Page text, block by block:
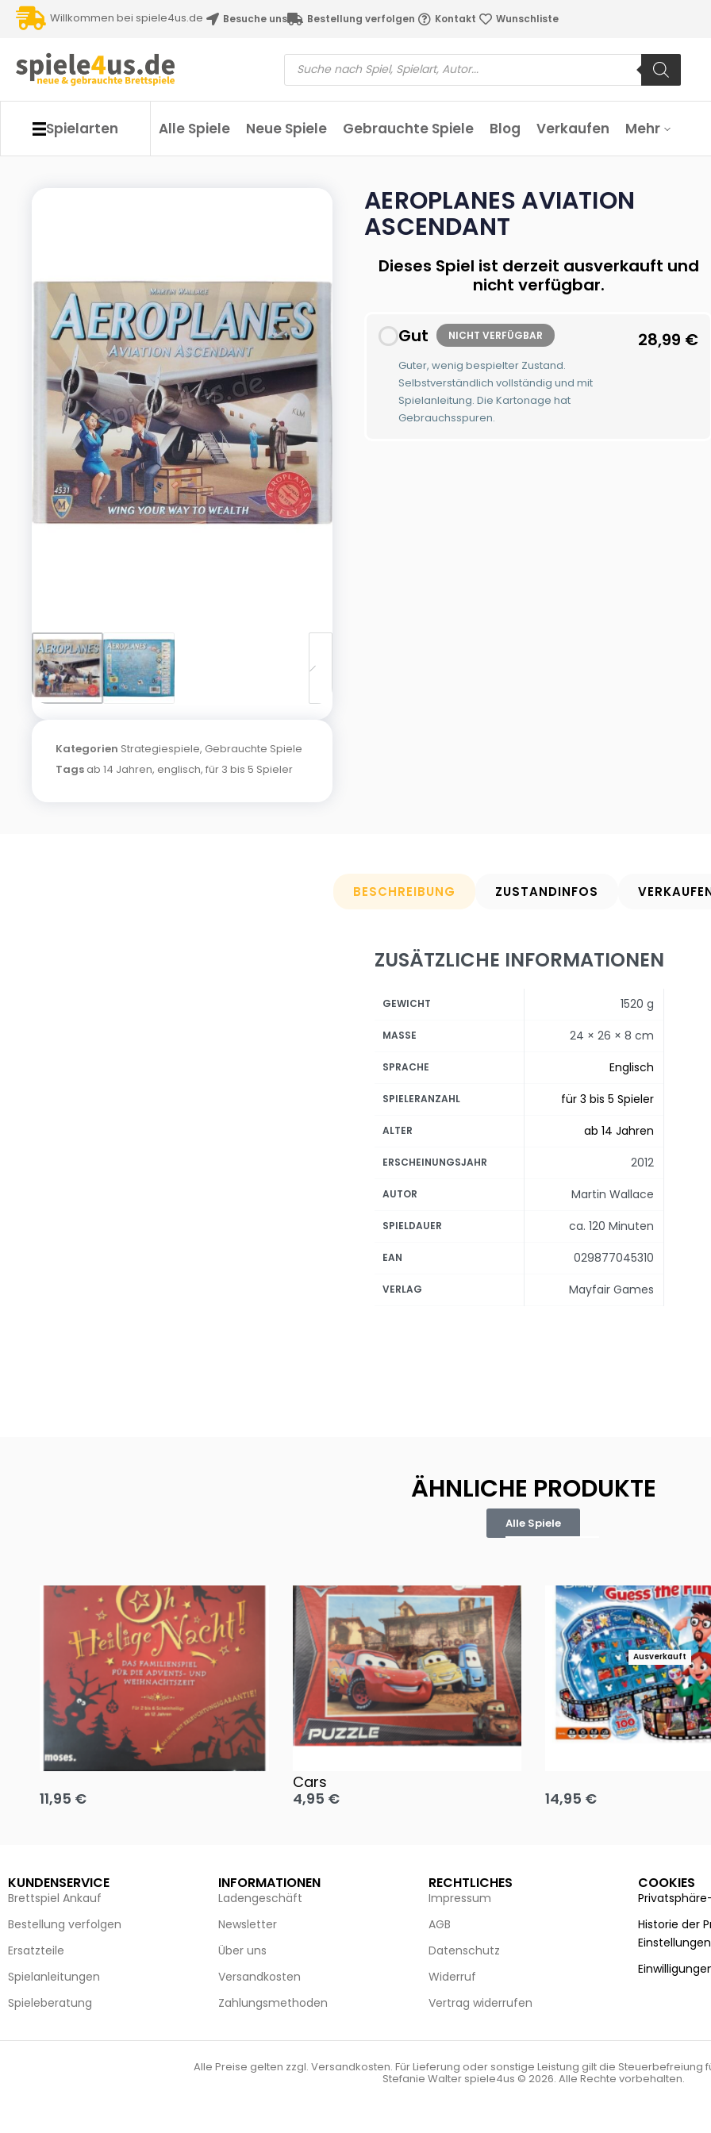
Willkommen bei spiele4us.de Besuche uns Bestellung verfolgen Kontakt Wunschliste
Spielarten Alle Spiele Neue Spiele Gebrauchte Spiele Blog Verkaufen Mehr
Kategorien Strategiespiele, Gebrauchte Spiele
Tags ab 14 Jahren, englisch, für 3 bis 5 Spieler
AEROPLANES AVIATION
ASCENDANT
Dieses Spiel ist derzeit ausverkauft und
nicht verfügbar.
Gut NICHT VERFÜGBAR
Guter, wenig bespielter Zustand.
Selbstverständlich vollständig und mit
Spielanleitung. Die Kartonage hat
Gebrauchsspuren.
28,99 €
BESCHREIBUNG ZUSTANDINFOS
ZUSÄTZLICHE INFORMATIONEN
GEWICHT 1520 g
MASSE 24 × 26 × 8 cm
SPRACHE Englisch
SPIELERANZAHL für 3 bis 5 Spieler
ALTER ab 14 Jahren
ERSCHEINUNGSJAHR 2012
AUTOR Martin Wallace
SPIELDAUER ca. 120 Minuten
EAN 029877045310
VERLAG Mayfair Games
ÄHNLICHE PRODUKTE
Alle Spiele
Oh, heilige Nacht!
11,95 €
Cars
4,95 €
Ausverkauft
14,95 €
KUNDENSERVICE
Brettspiel Ankauf
Bestellung verfolgen
Ersatzteile
Spielanleitungen
Spieleberatung
INFORMATIONEN
Ladengeschäft
Newsletter
Über uns
Versandkosten
Zahlungsmethoden
RECHTLICHES
Impressum
AGB
Datenschutz
Widerruf
Vertrag widerrufen
COOKIES
Historie der
Einstellungen
Alle Preise gelten zzgl. Versandkosten. Für Lieferung oder sonstige Leistung gilt die Steuerbefreiung
Stefanie Walter spiele4us © 2026. Alle Rechte vorbehalten.